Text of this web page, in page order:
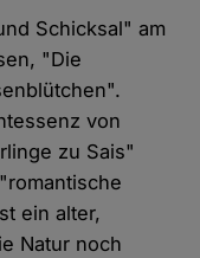
Schicksal" am
"Die
von
zu Sais"
ein alter,
Natur noch